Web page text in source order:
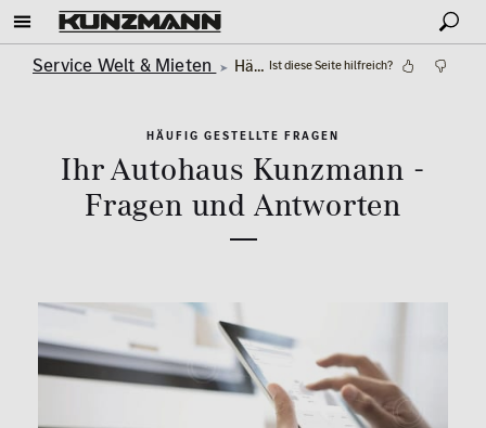
Service Welt & Mieten Häufige Fragen (FAQ) Ist diese Seite hilfreich?
HÄUFIG GESTELLTE FRAGEN
Ihr Autohaus Kunzmann -
Fragen und Antworten